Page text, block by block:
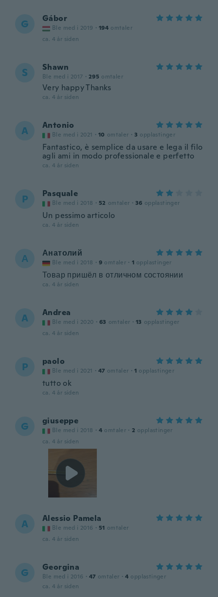
G Gábor
Ble med i 2019 · 194 omtaler
ca. 4 år siden
S Shawn
Ble med i 2017 · 295 omtaler
Very happy Thanks
ca. 4 år siden
A Antonio
Ble med i 2021 · 10 omtaler · 3 opplastinger
Fantastico, è semplice da usare e lega il filo
agli ami in modo professionale e perfetto
ca. 4 år siden
P Pasquale
Ble med i 2018 · 52 omtaler · 36 opplastinger
Un pessimo articolo
ca. 4 år siden
А Анатолий
Ble med i 2018 · 9 omtaler · 1 opplastinger
Товар пришёл в отличном состоянии
ca. 4 år siden
A Andrea
Ble med i 2020 · 63 omtaler · 13 opplastinger
ca. 4 år siden
P paolo
Ble med i 2021 · 47 omtaler · 1 opplastinger
tutto ok
ca. 4 år siden
G giuseppe
Ble med i 2018 · 4 omtaler · 2 opplastinger
ca. 4 år siden
A Alessio Pamela
Ble med i 2016 · 51 omtaler
ca. 4 år siden
G Georgina
Ble med i 2016 · 47 omtaler · 4 opplastinger
ca. 4 år siden